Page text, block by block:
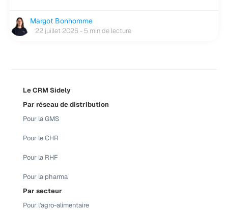
Margot Bonhomme
22 juillet 2026 - 5 min de lecture
Le CRM Sidely
Par réseau de distribution
Pour la GMS
Pour le CHR
Pour la RHF
Pour la pharma
Par secteur
Pour l'agro-alimentaire